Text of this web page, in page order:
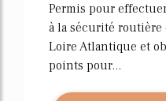
Permis pour
à la sécurité routière
Loire Atlantique et
points pour...